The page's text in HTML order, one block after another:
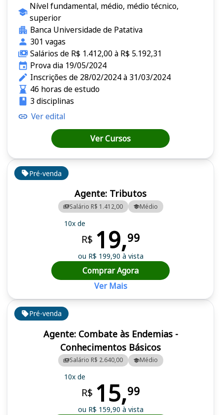
Pré-venda
Agente: Combate às Endemias -
Conhecimentos Básicos
Salário R$ 2.640,00 Médio
10x de
R$ 15,99
ou R$ 159,90 à vista
Pré-venda
Agente: Tributos
Salário R$ 1.412,00 Médio
10x de
R$ 19,99
ou R$ 199,90 à vista
Comprar Agora
Ver Mais
Nível fundamental, médio, médio técnico,
superior
Banca Universidade de Patativa
301 vagas
Salários de R$ 1.412,00 à R$ 5.192,31
Prova dia 19/05/2024
Inscrições de 28/02/2024 à 31/03/2024
46 horas de estudo
3 disciplinas
Ver edital
Ver Cursos